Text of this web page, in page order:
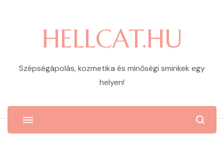
HELLCAT.HU
Szépségápolás, kozmetika és minőségi sminkek egy
helyen!